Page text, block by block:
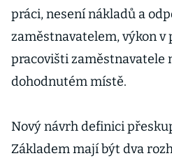
práci, nesení nákladů a
zaměstnavatelem, výkon v
pracovišti zaměstnavatele
dohodnutém místě.
Nový návrh definici
Základem mají být dva